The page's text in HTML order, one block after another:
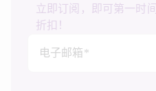
立即订阅，即可第一时
折扣！
电子邮箱*